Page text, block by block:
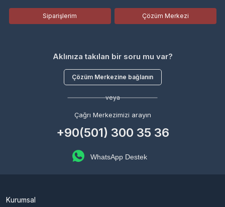
Siparişlerim Çözüm Merkezi
Aklınıza takılan bir soru mu var?
Çözüm Merkezine bağlanın
veya
Çağrı Merkezimizi arayın
+90(501) 300 35 36
WhatsApp Destek
Kurumsal